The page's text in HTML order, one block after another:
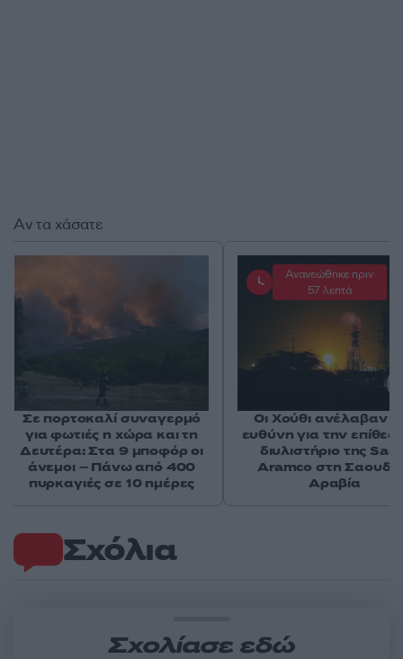
Σχόλια
Σχολίασε εδώ
Αν τα χάσατε
Σε πορτοκαλί συναγερμό
για φωτιές η χώρα και τη
Δευτέρα: Στα 9 μποφόρ οι
άνεμοι – Πάνω από 400
πυρκαγιές σε 10 ημέρες
Ανανεώθηκε πριν
57 λεπτά
Οι Χούθι ανέλαβαν
ευθύνη για την
διυλιστήριο της
Aramco στη
Αραβία